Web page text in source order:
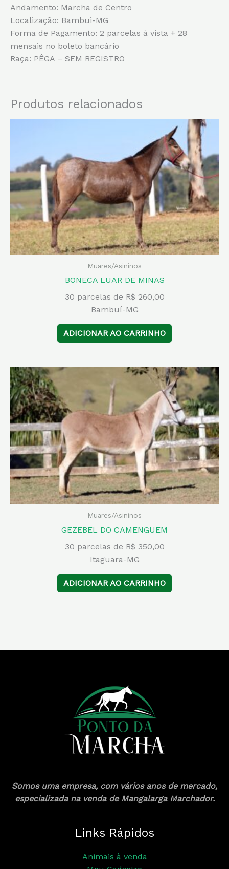
Andamento: Marcha de Centro
Localização: Bambui-MG
Forma de Pagamento: 2 parcelas à vista + 28
mensais no boleto bancário
Raça: PÊGA – SEM REGISTRO
Produtos relacionados
Muares/Asininos
BONECA LUAR DE MINAS
30 parcelas de R$ 260,00
Bambuí-MG
ADICIONAR AO CARRINHO
Muares/Asininos
GEZEBEL DO CAMENGUEM
30 parcelas de R$ 350,00
Itaguara-MG
ADICIONAR AO CARRINHO
Somos uma empresa, com vários anos de mercado,
especializada na venda de Mangalarga Marchador.
Links Rápidos
Animais à venda